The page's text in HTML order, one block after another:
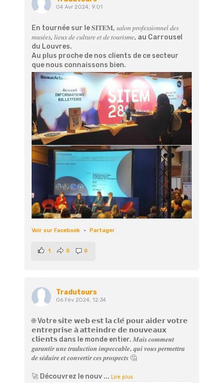
04 Avr 2024, 9:01
En tournée sur le 𝐒𝐈𝐓𝐄𝐌, 𝑠𝑎𝑙𝑜𝑛 𝑝𝑟𝑜𝑓𝑒𝑠𝑠𝑖𝑜𝑛𝑛𝑒𝑙 𝑑𝑒𝑠
𝑚𝑢𝑠𝑒́𝑒𝑠, 𝑙𝑖𝑒𝑢𝑥 𝑑𝑒 𝑐𝑢𝑙𝑡𝑢𝑟𝑒 𝑒𝑡 𝑑𝑒 𝑡𝑜𝑢𝑟𝑖𝑠𝑚𝑒, au Carrousel
du Louvres.
Au plus proche de nos clients de ce secteur
que nous connaissons bien.
Voir sur Facebook · Partager
1 0 0
Tradutours
06 Fév 2024, 12:34
🌐 Votre 𝘀𝗶𝘁𝗲 𝘄𝗲𝗯 𝗲𝘀𝘁 𝗹𝗮 𝗰𝗹𝗲́ 𝗽𝗼𝘂𝗿 𝗮𝗶𝗱𝗲𝗿 𝘃𝗼𝘁𝗿𝗲
𝗲𝗻𝘁𝗿𝗲𝗽𝗿𝗶𝘀𝗲 𝗮̀ 𝗮𝘁𝘁𝗲𝗶𝗻𝗱𝗿𝗲 𝗱𝗲 𝗻𝗼𝘂𝘃𝗲𝗮𝘂𝘅
𝗰𝗹𝗶𝗲𝗻𝘁𝘀 dans le monde entier. 𝑴𝒂𝒊𝒔 𝒄𝒐𝒎𝒎𝒆𝒏𝒕
𝒈𝒂𝒓𝒂𝒏𝒕𝒊𝒓 𝒖𝒏𝒆 𝒕𝒓𝒂𝒅𝒖𝒄𝒕𝒊𝒐𝒏 𝒊𝒎𝒑𝒆𝒄𝒄𝒂𝒃𝒍𝒆, 𝒒𝒖𝒊 𝒗𝒐𝒖𝒔 𝒑𝒆𝒓𝒎𝒆𝒕𝒕𝒓𝒂
𝒅𝒆 𝒔𝒆́𝒅𝒖𝒊𝒓𝒆 𝒆𝒕 𝒄𝒐𝒏𝒗𝒆𝒓𝒕𝒊𝒓 𝒄𝒆𝒔 𝒑𝒓𝒐𝒔𝒑𝒆𝒄𝒕𝒔 🤔
🚀 Découvrez le nouv ...Lire plus